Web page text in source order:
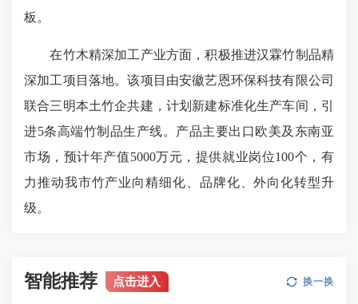
板。
在竹木精深加工产业方面，积极推进汉霖竹制品精
深加工项目落地。该项目由安徽艺恩环保科技有限公司
联合三明本土竹企共建，计划新建标准化生产车间，引
进5条高端竹制品生产线。产品主要出口欧美及东南亚
市场，预计年产值5000万元，提供就业岗位100个，有
力推动我市竹产业向精细化、品牌化、外向化转型升
级。
智能推荐 点击进入 换一换